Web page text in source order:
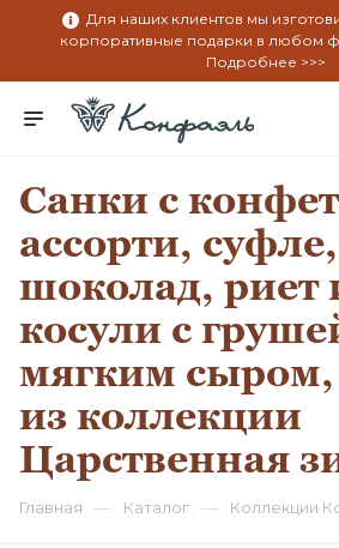
Для наших клиентов мы
корпоративные подарки в любом
Подробнее >>>
Санки с
ассорти,
шоколад, риет
косули с
мягким
из коллекции
Царственная
Главная — Каталог — Коллекции